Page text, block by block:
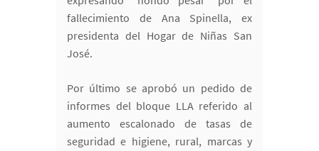
fallecimiento de Ana Spinella, ex
presidenta del Hogar de Niñas San
José.
Por último se aprobó un pedido de
informes del bloque LLA referido al
aumento escalonado de tasas de
seguridad e higiene, rural, marcas y